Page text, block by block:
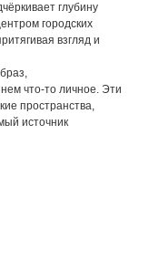
глубину
городских
взгляд и
что-то личное. Эти
пространства,
источник